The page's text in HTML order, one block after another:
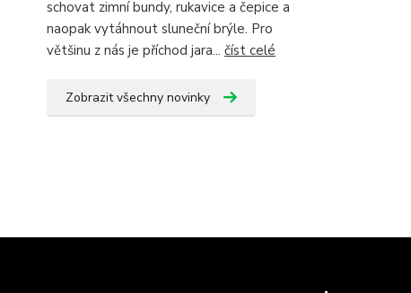
schovat zimní bundy, rukavice a čepice a
naopak vytáhnout sluneční brýle. Pro
většinu z nás je příchod jara... číst celé
Zobrazit všechny novinky